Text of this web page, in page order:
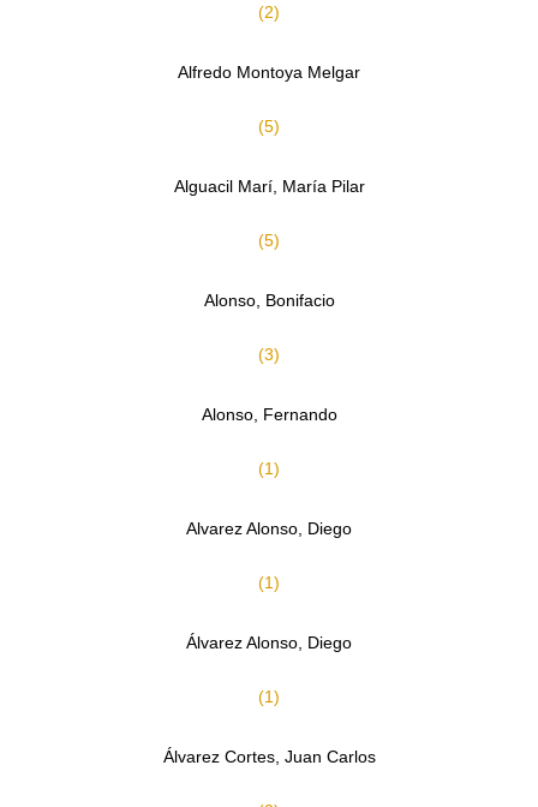
(2)
Alfredo Montoya Melgar
(5)
Alguacil Marí, María Pilar
(5)
Alonso, Bonifacio
(3)
Alonso, Fernando
(1)
Alvarez Alonso, Diego
(1)
Álvarez Alonso, Diego
(1)
Álvarez Cortes, Juan Carlos